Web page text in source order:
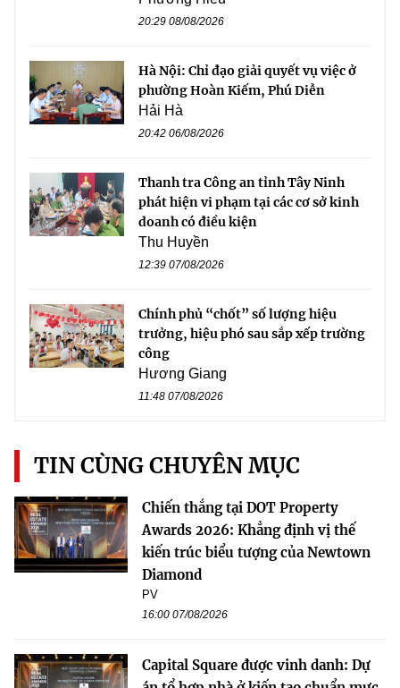
20:29 08/08/2026
Hà Nội: Chỉ đạo giải quyết vụ việc ở
phường Hoàn Kiếm, Phú Diễn
Hải Hà
20:42 06/08/2026
Thanh tra Công an tỉnh Tây Ninh
phát hiện vi phạm tại các cơ sở kinh
doanh có điều kiện
Thu Huyền
12:39 07/08/2026
Chính phủ “chốt” số lượng hiệu
trưởng, hiệu phó sau sắp xếp trường
công
Hương Giang
11:48 07/08/2026
TIN CÙNG CHUYÊN MỤC
Chiến thắng tại DOT Property
Awards 2026: Khẳng định vị thế
kiến trúc biểu tượng của Newtown
Diamond
PV
16:00 07/08/2026
Capital Square được vinh danh: Dự